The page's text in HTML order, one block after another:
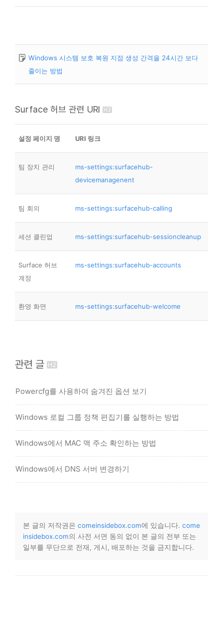
Windows 시스템 보호 복원 지점 생성 간격을 24시간 보다
줄이는 방법
Surface 허브 관련 URI
설정 페이지 명 URI 링크
팀 장치 관리
ms-settings:surfacehub-
devicemanagenent
팀 회의 ms-settings:surfacehub-calling
세션 클린업 ms-settings:surfacehub-sessioncleanup
Surface 허브
계정
ms-settings:surfacehub-accounts
환영 화면 ms-settings:surfacehub-welcome
관련 글
Powercfg를 사용하여 숨겨진 옵션 보기
Windows 로컬 그룹 정책 편집기를 실행하는 방법
Windows에서 MAC 맥 주소 확인하는 방법
Windows에서 DNS 서버 변경하기
본 글의 저작권은 comeinsidebox.com에 있습니다. come
insidebox.com의 사전 서면 동의 없이 본 글의 전부 또는
일부를 무단으로 전재, 게시, 배포하는 것을 금지합니다.